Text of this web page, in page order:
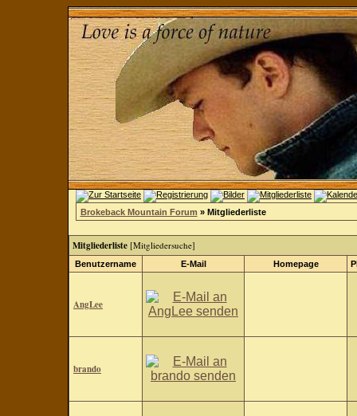
Brokeback Mountain Forum » Mitgliederliste
Mitgliederliste [Mitgliedersuche]
Benutzername E-Mail Homepage
AngLee
brando